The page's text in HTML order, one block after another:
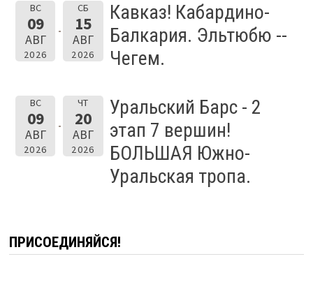
ВС
09
АВГ
2026
СБ
15
АВГ
2026
Кавказ! Кабардино-
Балкария. Эльтюбю --
Чегем.
ВС
09
АВГ
2026
ЧТ
20
АВГ
2026
Уральский Барс - 2
этап 7 вершин!
БОЛЬШАЯ Южно-
Уральская тропа.
ПРИСОЕДИНЯЙСЯ!